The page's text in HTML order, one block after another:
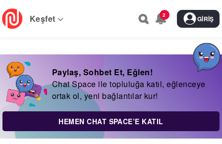
Skip
to
main
Keşfet 2 GIRIŞ
Paylaş, Sohbet Et, Eğlen!
Chat Space ile topluluğa katıl, eğlenceye
ortak ol, yeni bağlantılar kur!
HEMEN CHAT SPACE’E KATIL